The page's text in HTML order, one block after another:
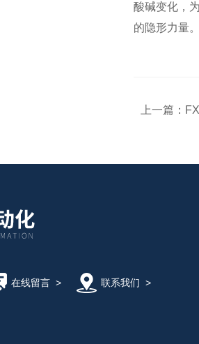
酸碱变化，
的隐形力量。
上一篇：
在线留言> 联系我们 >